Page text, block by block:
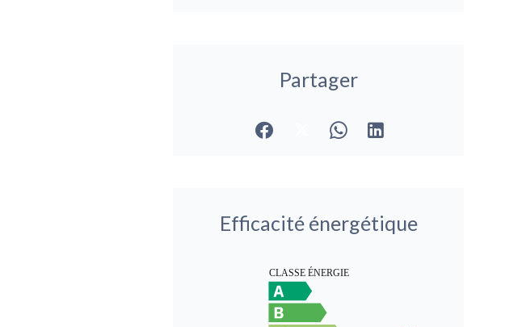
Partager
Efficacité énergétique